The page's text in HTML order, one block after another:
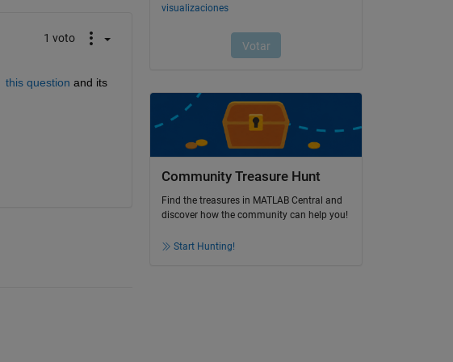
1 voto
this question and its
Community Treasure Hunt
Find the treasures in MATLAB Central and
discover how the community can help you!
Start Hunting!